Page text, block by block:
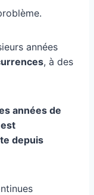
années
, à des
années de
depuis